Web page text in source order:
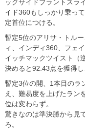
ックサイドブラントスラ
イド360もしっかり乗っ
定首位につける。
暫定5位のアリサ・トル
ィ、インディ360、フェ
イッチマックツイスト（
決めると92.43点を獲得し
暫定3位の開、1本目のラ
え、難易度を上げたラン
位は変わらず。
驚きなのは準決勝から見
ろ。